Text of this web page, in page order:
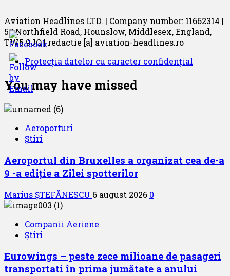
Aviation Headlines LTD. | Company number: 11662314 |
55 Northfield Road, Hounslow, Middlesex, England,
TW5 9JQ | redactie [a] aviation-headlines.ro
Protecția datelor cu caracter confidențial
You may have missed
Aeroporturi
Știri
Aeroportul din Bruxelles a organizat cea de-a
9 -a ediție a Zilei spotterilor
Marius ȘTEFĂNESCU 6 august 2026 0
Companii Aeriene
Știri
Eurowings – peste zece milioane de pasageri
transportati în prima jumătate a anului